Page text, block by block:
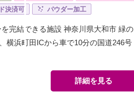
決済可 パウダー加工
完結できる施設 神奈川県大和市 緑の
横浜町田ICから車で10分の国道246号
詳細を見る